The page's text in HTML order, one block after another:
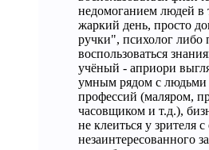
недомоганием людей в
жаркий день, просто
ручки", психолог либо
воспользоваться
учёный - априори
умным рядом с людьми
профессий (маляром,
часовщиком и т.д.),
не клеиться у зрителя
незаинтересованного